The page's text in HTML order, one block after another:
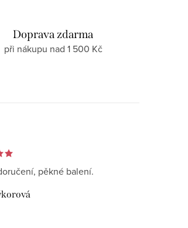
Doprava zdarma
při nákupu nad 1 500 Kč
pěkné balení.